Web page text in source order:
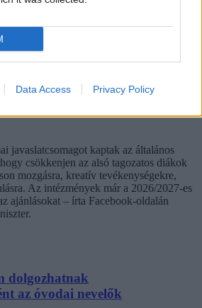
Data Access Privacy Policy
neveléslélektani szakpszichológus,
napkezdés, hosszabb
javaslatcsomagot kaptak az általános
csökkenjen az alsó tagozatos diákok
mozgásra, kreatív tevékenységekre,
Az intézmények már a 2026/2027-es
ajánlásokat – írta Facebook-oldalán
dolgozhatnak
az óvodai nevelők